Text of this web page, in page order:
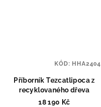
Příborník Tezcatlipoca z
recyklovaného dřeva
18 190 Kč
KÓD: HHA2404